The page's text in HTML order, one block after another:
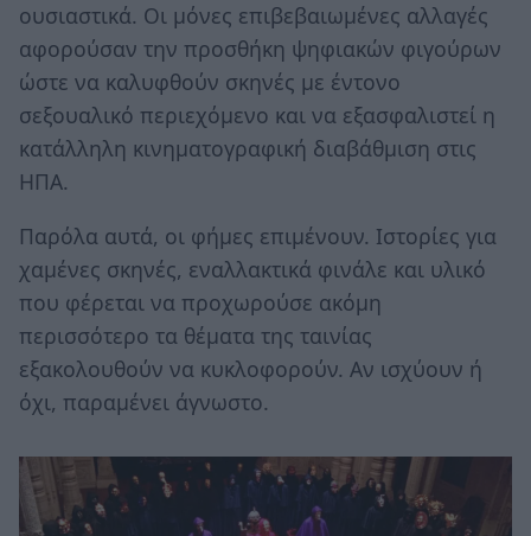
ουσιαστικά. Οι μόνες επιβεβαιωμένες αλλαγές
αφορούσαν την προσθήκη ψηφιακών φιγούρων
ώστε να καλυφθούν σκηνές με έντονο
σεξουαλικό περιεχόμενο και να εξασφαλιστεί η
κατάλληλη κινηματογραφική διαβάθμιση στις
ΗΠΑ.
Παρόλα αυτά, οι φήμες επιμένουν. Ιστορίες για
χαμένες σκηνές, εναλλακτικά φινάλε και υλικό
που φέρεται να προχωρούσε ακόμη
περισσότερο τα θέματα της ταινίας
εξακολουθούν να κυκλοφορούν. Αν ισχύουν ή
όχι, παραμένει άγνωστο.